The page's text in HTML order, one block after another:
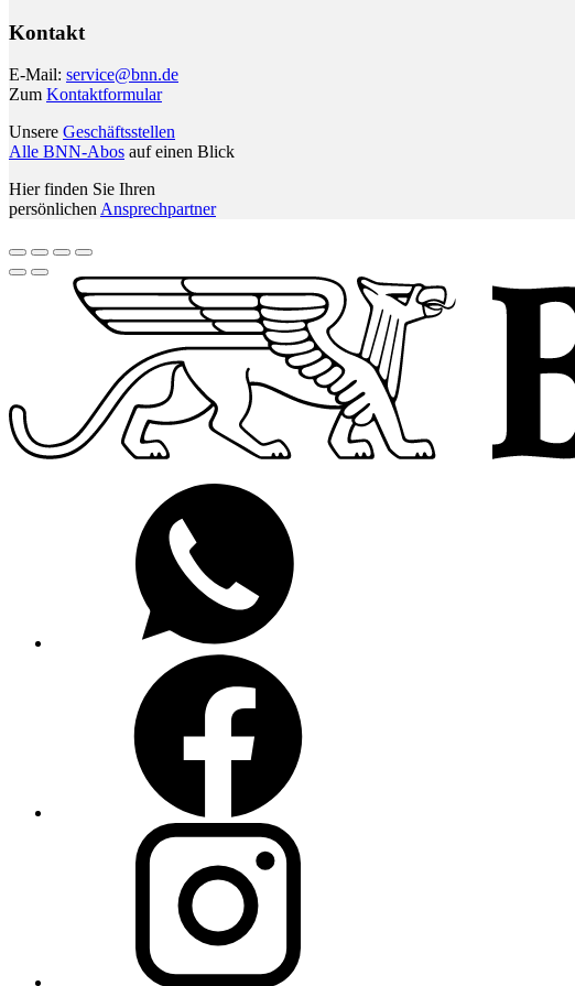
Kontakt
E-Mail: service@bnn.de
Zum Kontaktformular
Unsere Geschäftsstellen
Alle BNN-Abos auf einen Blick
Hier finden Sie Ihren
persönlichen Ansprechpartner